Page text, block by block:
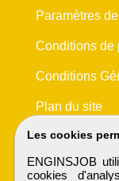
Les cookies
ENGINSJOB
cookies
Paramètres
Conditions de
Conditions
Plan du site